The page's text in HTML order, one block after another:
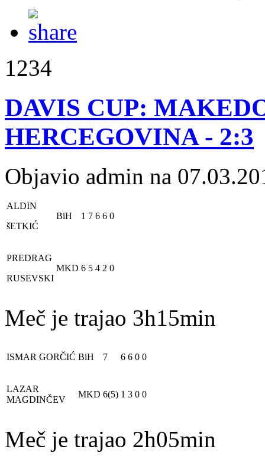
1234
DAVIS CUP:
HERCEGOVINA - 2:3
Objavio admin na
ALDIN
šETKIĆ
BiH 1 7 6 6 0
PREDRAG
RUSEVSKI
MKD 6 5 4 2 0
Meč je trajao 3h15min
ISMAR GORČIĆ BiH 7 6 6 0 0
LAZAR
MAGDINČEV
MKD 6(5) 1 3 0 0
Meč je trajao 2h05min